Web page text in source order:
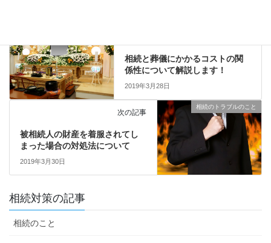
相続と葬儀にかかるコストの関
係性について解説します！
2019年3月28日
相続のトラブルのこと
次の記事
被相続人の財産を着服されてし
まった場合の対処法について
2019年3月30日
相続対策の記事
相続のこと